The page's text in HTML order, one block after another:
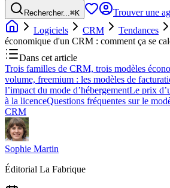
Rechercher...⌘K
Trouver une
Logiciels
CRM Tendances
économique d'un CRM : comment ça se
Dans cet article
Trois familles de CRM, trois modèles
volume, freemium : les modèles de
l’impact du mode d’hébergementLe prix
à la licenceQuestions fréquentes sur le
CRM
Sophie Martin
Éditorial La Fabrique